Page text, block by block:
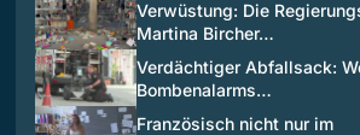
Verwüstung: Die
Martina Bircher…
Verdächtiger Abfallsack:
Bombenalarms…
Französisch nicht nur im